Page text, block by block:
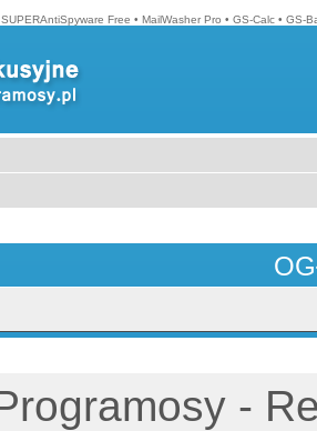
SUPERAntiSpyware Free • MailWasher Pro • GS-Calc • GS-
-